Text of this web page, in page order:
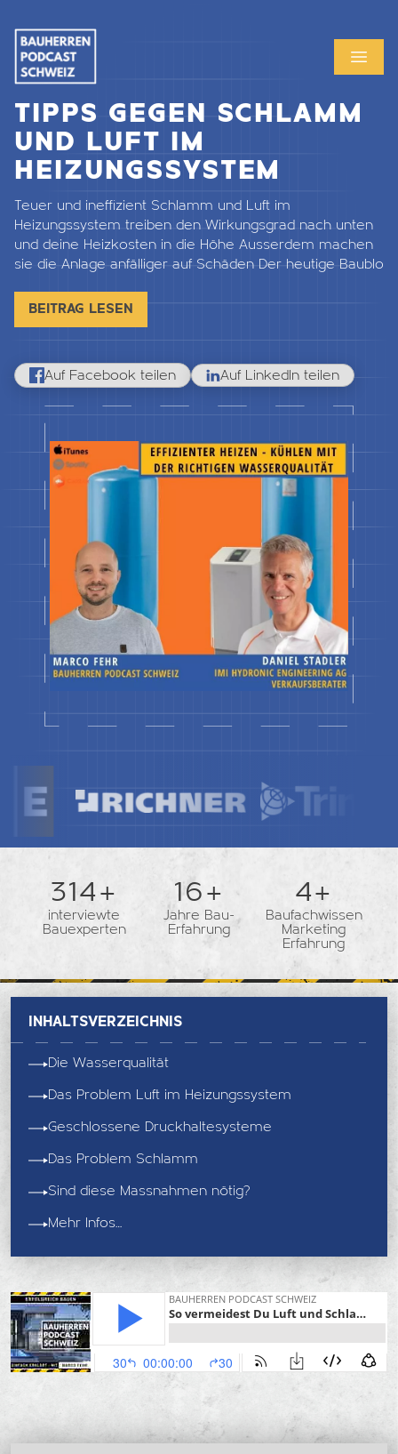
TIPPS GEGEN SCHLAMM
UND LUFT IM
HEIZUNGSSYSTEM
Teuer und ineffizient Schlamm und Luft im
Heizungssystem treiben den Wirkungsgrad nach unten
und deine Heizkosten in die Höhe Ausserdem machen
sie die Anlage anfälliger auf Schäden Der heutige Baublo
BEITRAG LESEN
Auf Facebook teilen Auf LinkedIn teilen
362+
interviewte
Bauexperten
18+
Jahre Bau-
Erfahrung
5+
Baufachwissen
Marketing
Erfahrung
Inhaltsverzeichnis
Die Wasserqualität
Das Problem Luft im Heizungssystem
Geschlossene Druckhaltesysteme
Das Problem Schlamm
Sind diese Massnahmen nötig?
Mehr Infos…